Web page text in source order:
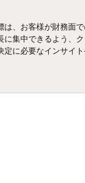
は、お客様が財務面
に集中できるよう、
定に必要なインサイ